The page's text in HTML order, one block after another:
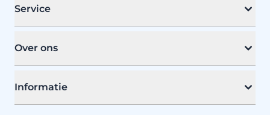
Service
Over ons
Informatie